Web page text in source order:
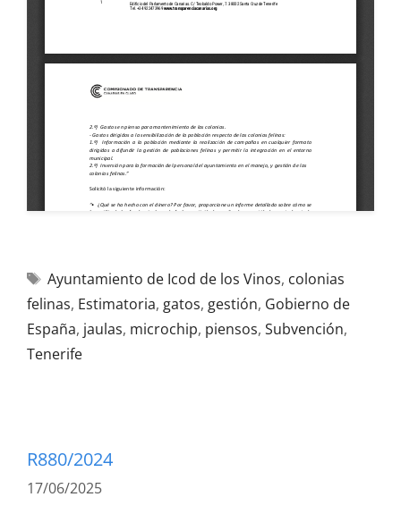
Ayuntamiento de Icod de los Vinos, colonias
felinas, Estimatoria, gatos, gestión, Gobierno de
España, jaulas, microchip, piensos, Subvención,
Tenerife
R880/2024
17/06/2025